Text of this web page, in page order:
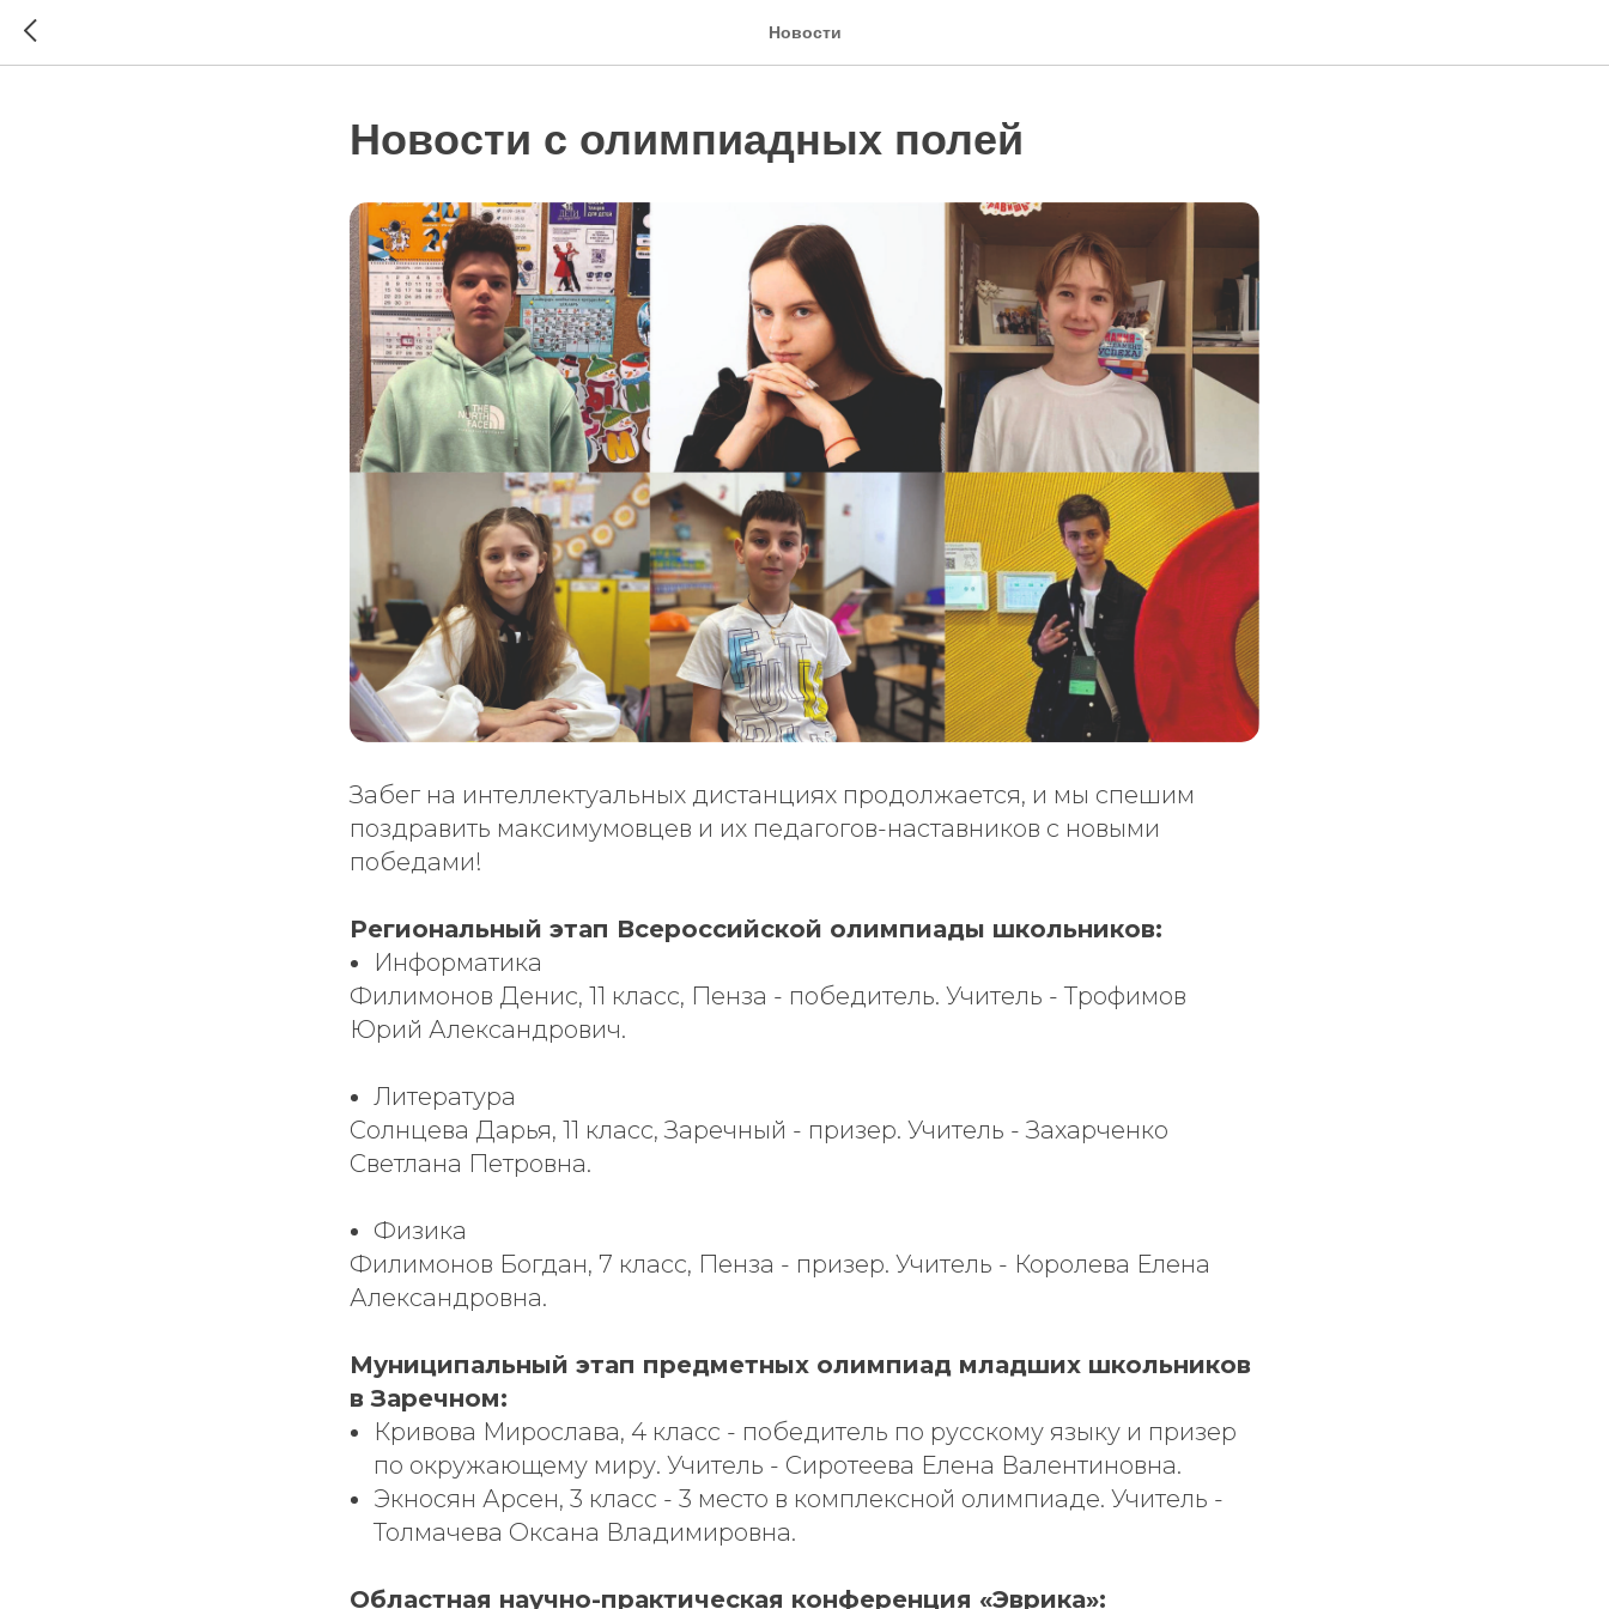
Новости
Новости с олимпиадных полей
Забег на интеллектуальных дистанциях продолжается, и мы спешим
поздравить максимумовцев и их педагогов-наставников с новыми
победами!
Региональный этап Всероссийской олимпиады школьников:
Информатика
Филимонов Денис, 11 класс, Пенза - победитель. Учитель - Трофимов
Юрий Александрович.
Литература
Солнцева Дарья, 11 класс, Заречный - призер. Учитель - Захарченко
Светлана Петровна.
Физика
Филимонов Богдан, 7 класс, Пенза - призер. Учитель - Королева Елена
Александровна.
Муниципальный этап предметных олимпиад младших школьников
в Заречном:
Кривова Мирослава, 4 класс - победитель по русскому языку и призер
по окружающему миру. Учитель - Сиротеева Елена Валентиновна.
Экносян Арсен, 3 класс - 3 место в комплексной олимпиаде. Учитель -
Толмачева Оксана Владимировна.
Областная научно-практическая конференция «Эврика»: